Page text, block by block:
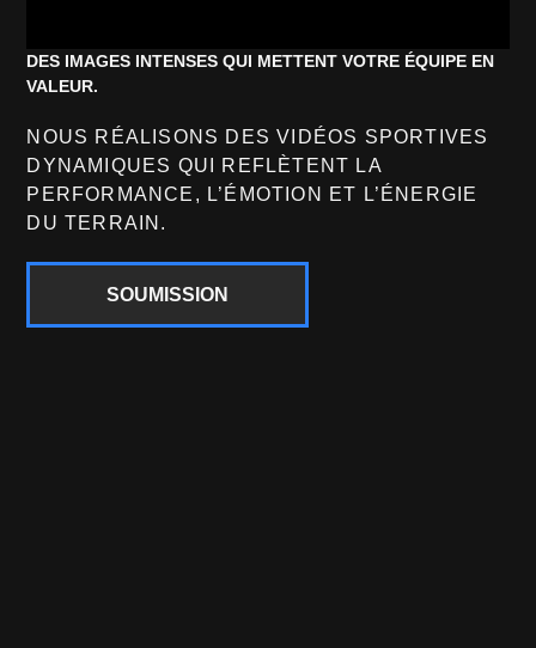
DES IMAGES INTENSES QUI METTENT VOTRE ÉQUIPE EN
VALEUR.
NOUS RÉALISONS DES VIDÉOS SPORTIVES
DYNAMIQUES QUI REFLÈTENT LA
PERFORMANCE, L’ÉMOTION ET L’ÉNERGIE
DU TERRAIN.
SOUMISSION